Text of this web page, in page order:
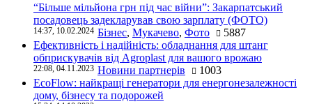
“Більше мільйона грн під час війни”: Закарпатський
посадовець задекларував свою зарплату (ФОТО)
14:37, 10.02.2024 Бізнес, Мукачево, Фото
5887
Ефективність і надійність: обладнання для штанг
обприскувачів від Agroplast для вашого врожаю
22:08, 04.11.2023 Новини партнерів
1003
EcoFlow: найкращі генератори для енергонезалежності
дому, бізнесу та подорожей